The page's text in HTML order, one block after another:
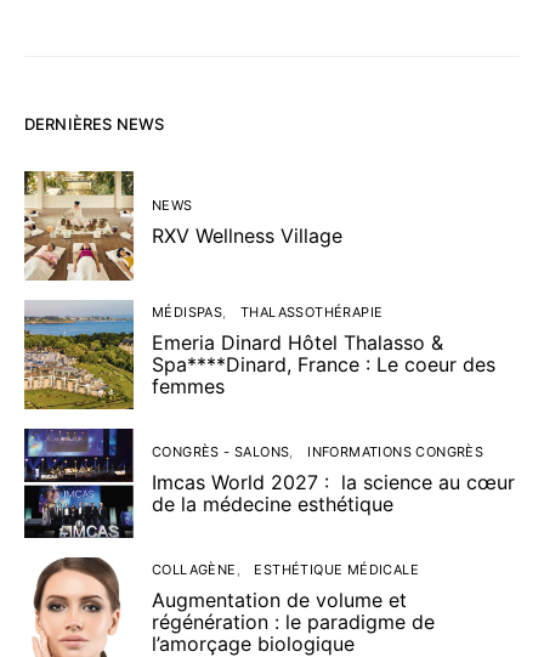
DERNIÈRES NEWS
NEWS
RXV Wellness Village
MÉDISPAS THALASSOTHÉRAPIE
Emeria Dinard Hôtel Thalasso &
Spa****Dinard, France : Le coeur des
femmes
CONGRÈS - SALONS INFORMATIONS CONGRÈS
Imcas World 2027 : la science au cœur
de la médecine esthétique
COLLAGÈNE ESTHÉTIQUE MÉDICALE
Augmentation de volume et
régénération : le paradigme de
l’amorçage biologique